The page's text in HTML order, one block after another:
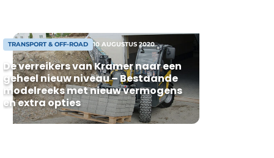
is compatibel met de hernieuwbare
brandstoffen […]
TRANSPORT & OFF-ROAD 10 AUGUSTUS 2020
De verreikers van Kramer naar een
geheel nieuw niveau – Bestaande
modelreeks met nieuw vermogens
en extra opties